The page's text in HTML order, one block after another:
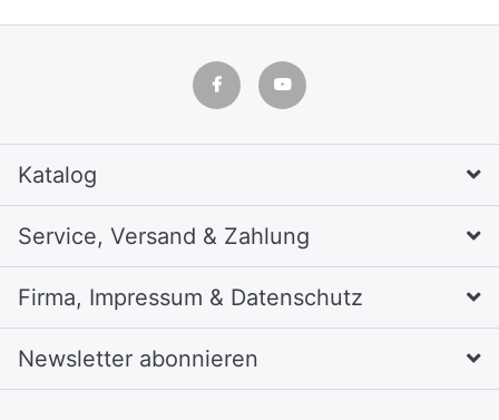
Katalog
Service, Versand & Zahlung
Firma, Impressum & Datenschutz
Newsletter abonnieren